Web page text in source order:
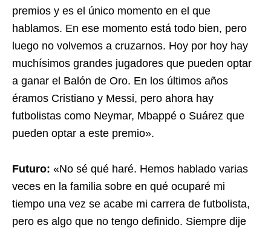
premios y es el único momento en el que
hablamos. En ese momento está todo bien, pero
luego no volvemos a cruzarnos. Hoy por hoy hay
muchísimos grandes jugadores que pueden optar
a ganar el Balón de Oro. En los últimos años
éramos Cristiano y Messi, pero ahora hay
futbolistas como Neymar, Mbappé o Suárez que
pueden optar a este premio».
Futuro: «No sé qué haré. Hemos hablado varias
veces en la familia sobre en qué ocuparé mi
tiempo una vez se acabe mi carrera de futbolista,
pero es algo que no tengo definido. Siempre dije